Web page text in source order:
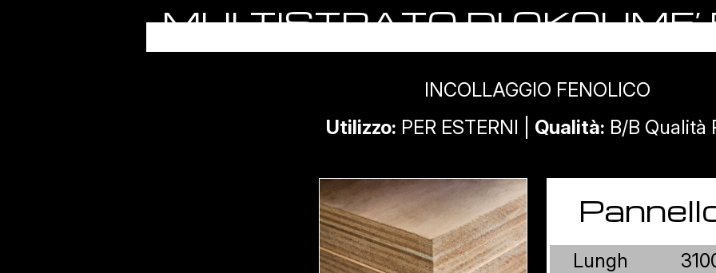
MULTISTRATO DI OKOUME’
INCOLLAGGIO FENOLICO
Utilizzo: PER ESTERNI | Qualità: B/B Qualità
Lungh